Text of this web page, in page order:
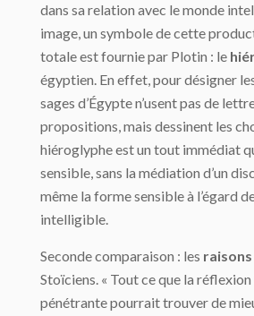
dans sa relation avec le monde
image, un symbole de cette
totale est fournie par Plotin : le
égyptien. En effet, pour désigner
sages d’Égypte n’usent pas de
propositions, mais dessinent les
hiéroglyphe est un tout immédiat
sensible, sans la médiation d’un
même la forme sensible à l’égard
intelligible.
Seconde comparaison : les
Stoïciens. « Tout ce que la ré­flexion
pénétrante pourrait trouver de